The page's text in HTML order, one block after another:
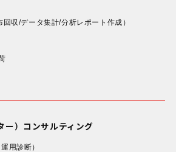
回収/データ集計/分析レポート作成）
ー）コンサルティング
運用診断）